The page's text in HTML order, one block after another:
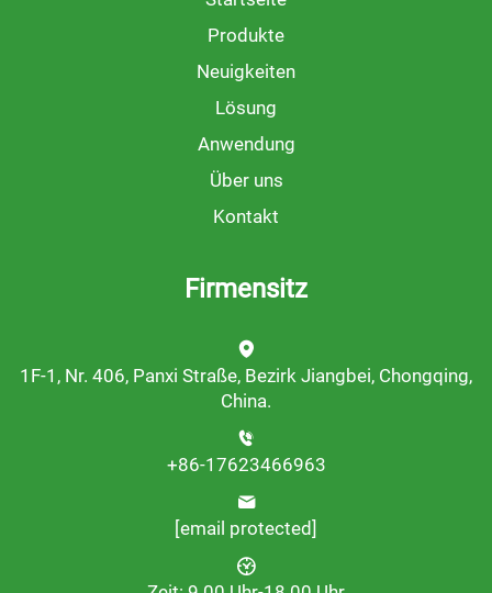
Produkte
Neuigkeiten
Lösung
Anwendung
Über uns
Kontakt
Firmensitz
1F-1, Nr. 406, Panxi Straße, Bezirk Jiangbei, Chongqing,
China.
+86-17623466963
[email protected]